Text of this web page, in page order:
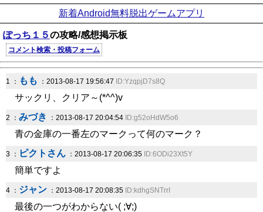
新着Android無料脱出ゲームアプリ
ぽっち１５の攻略/感想掲示板
コメント検索・投稿フォーム
1 ： もも ：2013-08-17 19:56:47 ID:YzqpjD7s8Q
サックリ、クリア～(*^^)v
2 ： みづき ：2013-08-17 20:04:54 ID:g52oHdW5o6
青の金庫の一番左のマークって何のマーク？
3 ： ピクトさん ：2013-08-17 20:06:35 ID:6ODi23Xt5Y
簡単ですよ
4 ： ジャン ：2013-08-17 20:08:35 ID:kdhgSNTrrI
最後の一つがわからない( ;∀;)